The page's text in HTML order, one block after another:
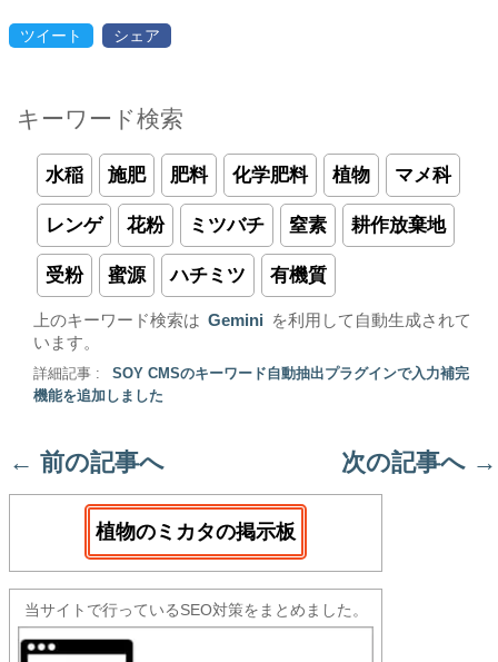
ツイート シェア
キーワード検索
水稲 施肥 肥料 化学肥料 植物 マメ科
レンゲ 花粉 ミツバチ 窒素 耕作放棄地
受粉 蜜源 ハチミツ 有機質
上のキーワード検索は Gemini
を利用して自動生成されて
います。
詳細記事 :
SOY CMSのキーワード自動抽出プラグインで入力補完
機能を追加しました
← 前の記事へ 次の記事へ →
植物のミカタの掲示板
当サイトで行っているSEO対策をまとめました。